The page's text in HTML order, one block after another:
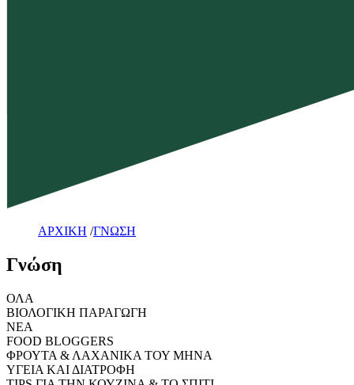
ΑΡΧΙΚΗ /ΓΝΩΣΗ
Γνώση
ΟΛΑ
ΒΙΟΛΟΓΙΚΗ ΠΑΡΑΓΩΓΗ
ΝΕΑ
FOOD BLOGGERS
ΦΡΟΥΤΑ & ΛΑΧΑΝΙΚΑ ΤΟΥ ΜΗΝΑ
ΥΓΕΙΑ ΚΑΙ ΔΙΑΤΡΟΦΗ